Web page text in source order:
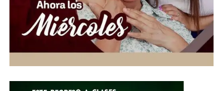
Ante esta situación de emergencia humanitaria, el
Gobierno de la Gente, a través del Voluntariado de la
Gente, habilitó centros de acopio del 1 al 10 de julio en
el Parque Guanajuato Bicentenario, las oficinas del